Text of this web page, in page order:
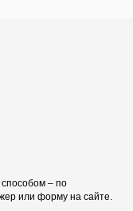
– по
или форму на сайте.